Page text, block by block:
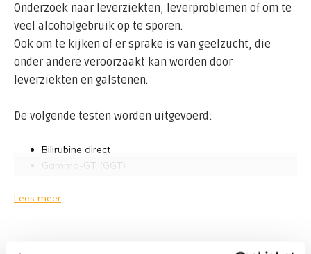
Onderzoek naar leverziekten, leverproblemen of om te
veel alcoholgebruik op te sporen.
Ook om te kijken of er sprake is van geelzucht, die
onder andere veroorzaakt kan worden door
leverziekten en galstenen.
De volgende testen worden uitgevoerd:
Bilirubine direct
Gamma-GT (GGT)
ASAT (GOT)
Lees meer